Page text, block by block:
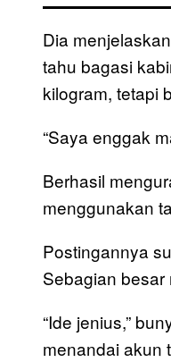
Dia
tahu bagasi
kilogram, tetapi
“Saya enggak
Berhasil
menggunakan
Postingannya
Sebagian
“Ide jenius,”
menandai akun